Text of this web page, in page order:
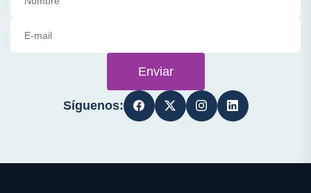
Enviar
Síguenos: